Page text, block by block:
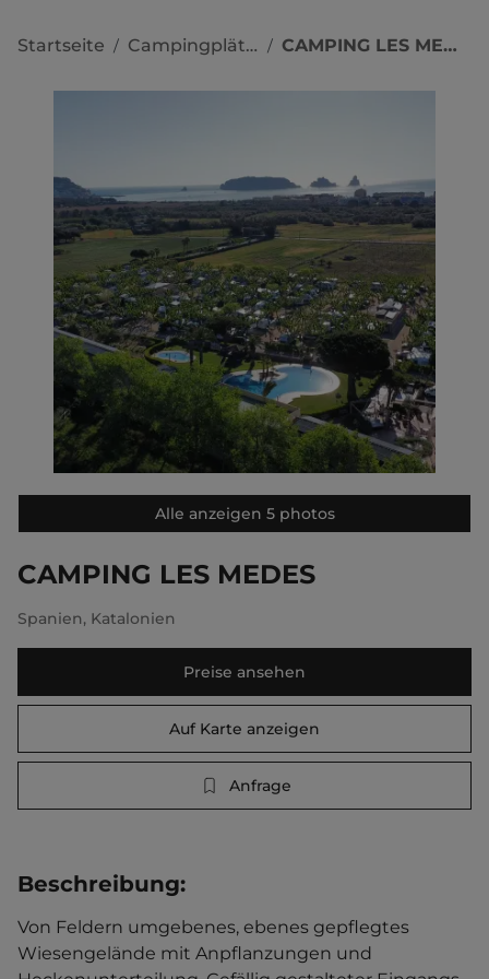
Startseite / Campingplätze / CAMPING LES MEDES
Alle anzeigen 5 photos
CAMPING LES MEDES
Spanien, Katalonien
Preise ansehen
Auf Karte anzeigen
Anfrage
Beschreibung:
Von Feldern umgebenes, ebenes gepflegtes
Wiesengelände mit Anpflanzungen und